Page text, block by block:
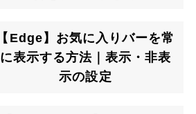
【Edge】お気に入りバーを常
に表示する方法｜表示・非表
示の設定